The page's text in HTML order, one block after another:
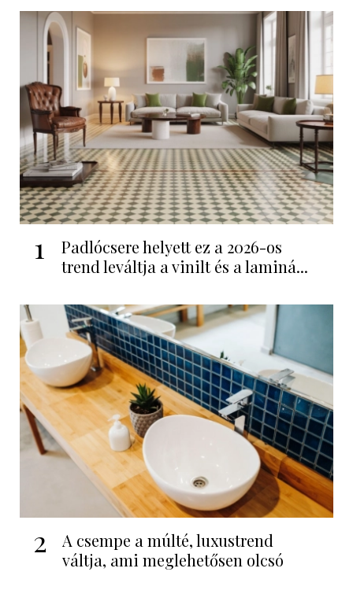
1
Padlócsere helyett ez a 2026-os
trend leváltja a vinilt és a laminá...
2
A csempe a múlté, luxustrend
váltja, ami meglehetősen olcsó